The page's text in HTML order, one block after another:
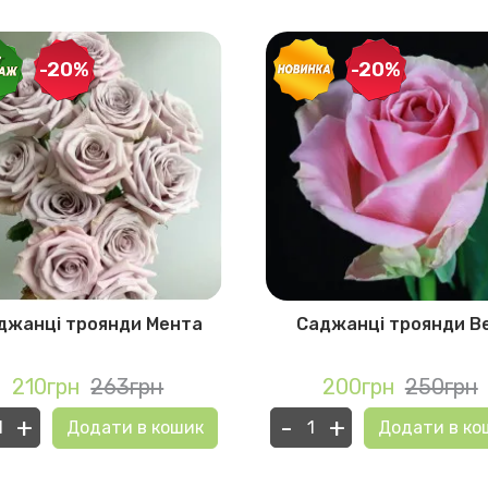
-20%
троянди Мента
210грн 263грн
+ Додати в кошик
-20%
Саджанці троянди
200грн 250грн
- + Додати в